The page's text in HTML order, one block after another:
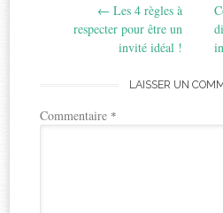
navigation
← Les 4 règles à
respecter pour être un
invité idéal !
LAISSER UN
Commentaire *